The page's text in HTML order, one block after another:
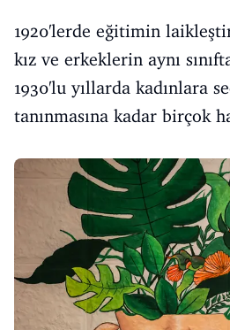
1920'lerde eğitimin
kız ve erkeklerin aynı
1930'lu yıllarda kadınlara
tanınmasına kadar birçok